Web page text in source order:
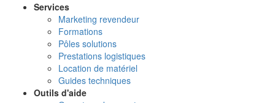
Services
Marketing revendeur
Formations
Pôles solutions
Prestations logistiques
Location de matériel
Guides techniques
Outils d'aide